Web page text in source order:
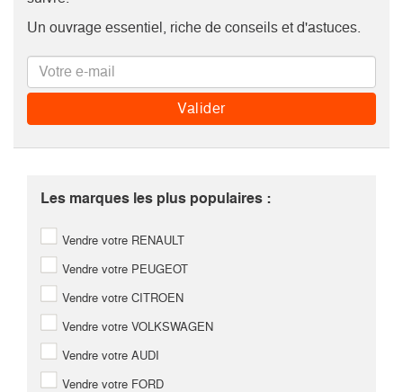
Un ouvrage essentiel, riche de conseils et d'astuces.
Les marques les plus populaires :
Vendre votre RENAULT
Vendre votre PEUGEOT
Vendre votre CITROEN
Vendre votre VOLKSWAGEN
Vendre votre AUDI
Vendre votre FORD